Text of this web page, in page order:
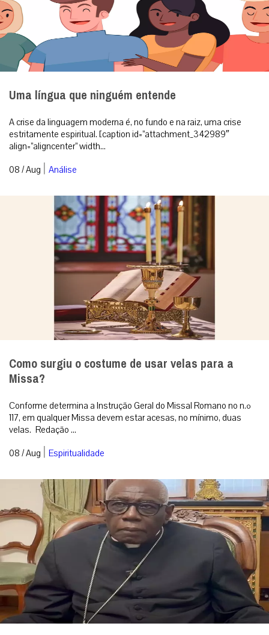
Uma língua que ninguém entende
A crise da linguagem moderna é, no fundo e na raiz, uma crise
estritamente espiritual. [caption id=”attachment_342989″
align=”aligncenter” width...
08 / Aug | Análise
Como surgiu o costume de usar velas para a
Missa?
Conforme determina a Instrução Geral do Missal Romano no n.º
117, em qualquer Missa devem estar acesas, no mínimo, duas
velas. Redação ...
08 / Aug | Espiritualidade